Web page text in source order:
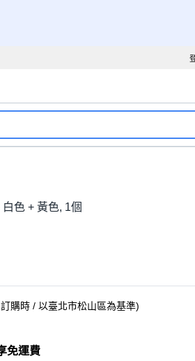
色 + 黃色, 1個
購時 / 以臺北市松山區為基準)
免運費